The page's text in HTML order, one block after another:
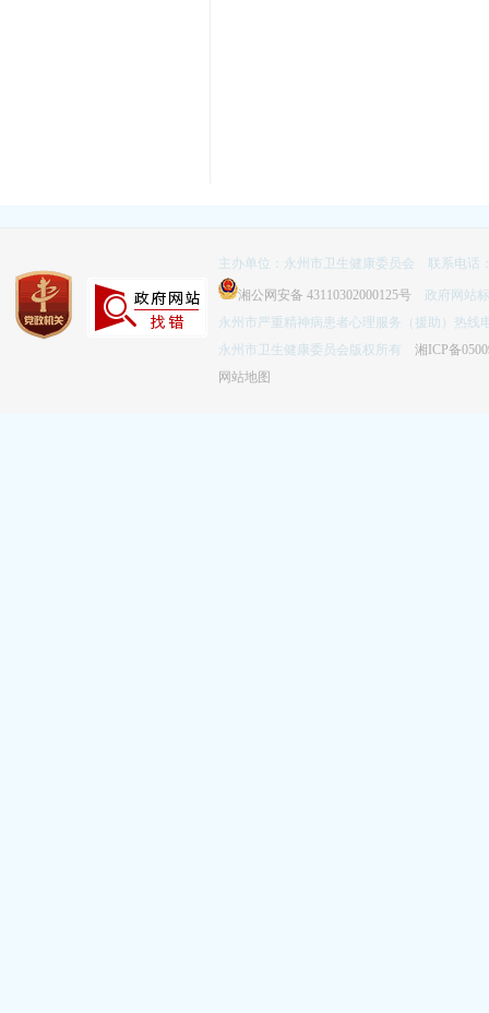
主办单位：永州市卫生健康委员会 联系电话
湘公网安备 43110302000125号 政府网站标
永州市严重精神病患者心理服务（援助）热线
永州市卫生健康委员会版权所有 湘ICP备
网站地图